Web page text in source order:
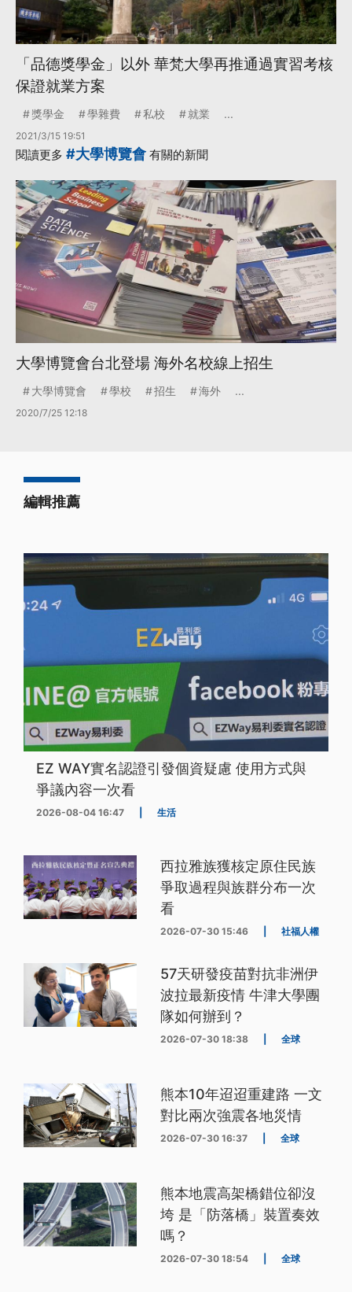
「品德獎學金」以外 華梵大學再推通過實習考核
保證就業方案
獎學金 學雜費 私校 就業 ...
2021/3/15 19:51
閱讀更多 #大學博覽會 有關的新聞
大學博覽會台北登場 海外名校線上招生
大學博覽會 學校 招生 海外 ...
2020/7/25 12:18
編輯推薦
EZ WAY實名認證引發個資疑慮 使用方式與
爭議內容一次看
2026-08-04 16:47 生活
西拉雅族獲核定原住民族
爭取過程與族群分布一次
看
2026-07-30 15:46 社福人權
57天研發疫苗對抗非洲伊
波拉最新疫情 牛津大學團
隊如何辦到？
2026-07-30 18:38 全球
熊本10年迢迢重建路 一文
對比兩次強震各地災情
2026-07-30 16:37 全球
熊本地震高架橋錯位卻沒
垮 是「防落橋」裝置奏效
嗎？
2026-07-30 18:54 全球